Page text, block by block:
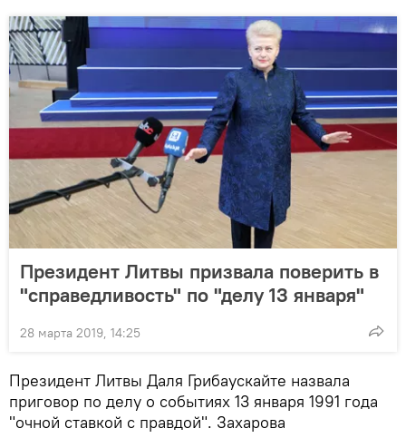
Президент Литвы призвала поверить в
"справедливость" по "делу 13 января"
28 марта 2019, 14:25
Президент Литвы Даля Грибаускайте назвала
приговор по делу о событиях 13 января 1991 года
"очной ставкой с правдой". Захарова